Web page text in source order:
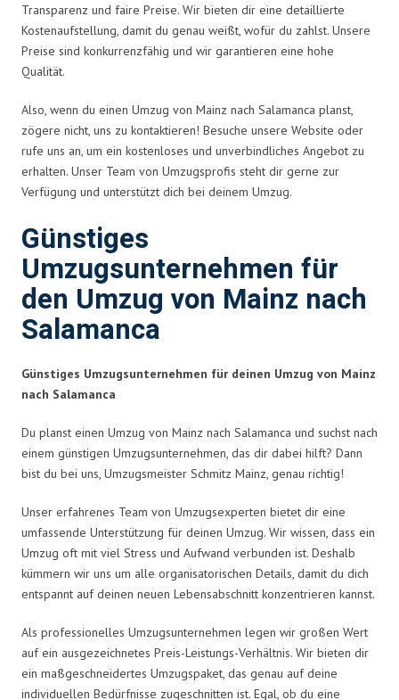
Transparenz und faire Preise. Wir bieten dir eine detaillierte
Kostenaufstellung, damit du genau weißt, wofür du zahlst. Unsere
Preise sind konkurrenzfähig und wir garantieren eine hohe
Qualität.
Also, wenn du einen Umzug von Mainz nach Salamanca planst,
zögere nicht, uns zu kontaktieren! Besuche unsere Website oder
rufe uns an, um ein kostenloses und unverbindliches Angebot zu
erhalten. Unser Team von Umzugsprofis steht dir gerne zur
Verfügung und unterstützt dich bei deinem Umzug.
Günstiges
Umzugsunternehmen für
den Umzug von Mainz nach
Salamanca
Günstiges Umzugsunternehmen für deinen Umzug von Mainz
nach Salamanca
Du planst einen Umzug von Mainz nach Salamanca und suchst nach
einem günstigen Umzugsunternehmen, das dir dabei hilft? Dann
bist du bei uns, Umzugsmeister Schmitz Mainz, genau richtig!
Unser erfahrenes Team von Umzugsexperten bietet dir eine
umfassende Unterstützung für deinen Umzug. Wir wissen, dass ein
Umzug oft mit viel Stress und Aufwand verbunden ist. Deshalb
kümmern wir uns um alle organisatorischen Details, damit du dich
entspannt auf deinen neuen Lebensabschnitt konzentrieren kannst.
Als professionelles Umzugsunternehmen legen wir großen Wert
auf ein ausgezeichnetes Preis-Leistungs-Verhältnis. Wir bieten dir
ein maßgeschneidertes Umzugspaket, das genau auf deine
individuellen Bedürfnisse zugeschnitten ist. Egal, ob du eine